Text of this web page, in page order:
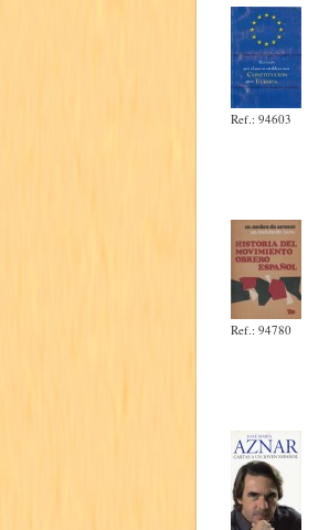
Ref.: 94603
Ref.: 94780